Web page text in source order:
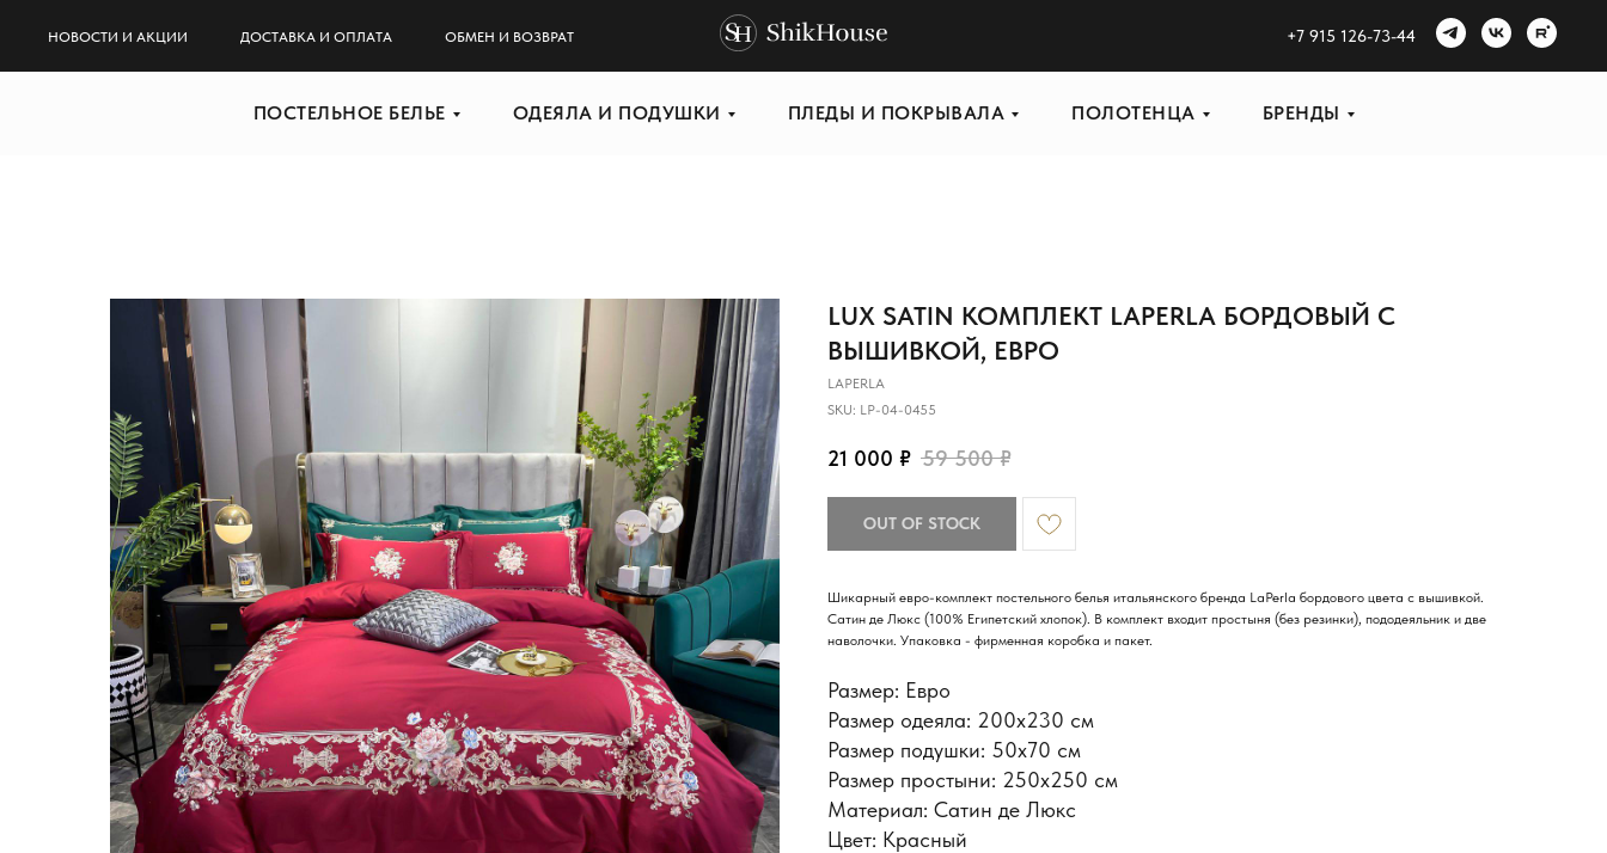
НОВОСТИ И АКЦИИ ДОСТАВКА И ОПЛАТА ОБМЕН И ВОЗВРАТ +7 915 126-73-44
ПОСТЕЛЬНОЕ БЕЛЬЕ ОДЕЯЛА И ПОДУШКИ ПЛЕДЫ И ПОКРЫВАЛА ПОЛОТЕНЦА БРЕНДЫ
LUX SATIN КОМПЛЕКТ LAPERLA БОРДОВЫЙ С
ВЫШИВКОЙ, ЕВРО
LAPERLA
SKU: LP-04-0455
21 000 ₽ 59 500 ₽
OUT OF STOCK
Шикарный евро-комплект постельного белья итальянского бренда LaPerla бордового цвета с вышивкой.
Сатин де Люкс (100% Египетский хлопок). В комплект входит простыня (без резинки), пододеяльник и две
наволочки. Упаковка - фирменная коробка и пакет.
Размер: Евро
Размер одеяла: 200х230 см
Размер подушки: 50x70 см
Размер простыни: 250х250 см
Материал: Сатин де Люкс
Цвет: Красный